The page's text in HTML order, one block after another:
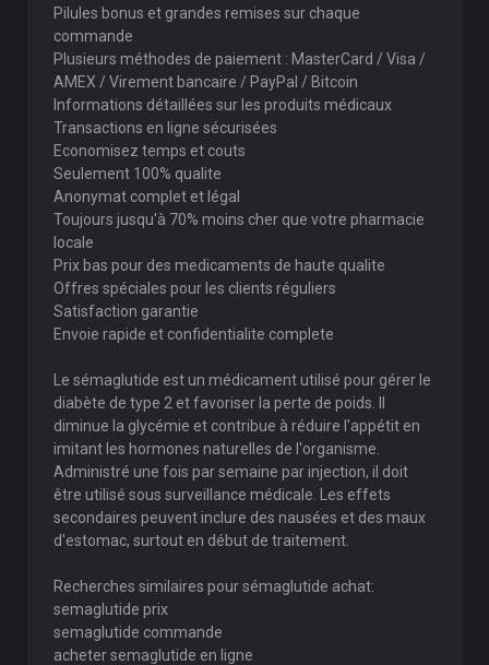
Pilules bonus et grandes remises sur chaque
commande
Plusieurs méthodes de paiement : MasterCard / Visa /
AMEX / Virement bancaire / PayPal / Bitcoin
Informations détaillées sur les produits médicaux
Transactions en ligne sécurisées
Economisez temps et couts
Seulement 100% qualite
Anonymat complet et légal
Toujours jusqu'à 70% moins cher que votre pharmacie
locale
Prix bas pour des medicaments de haute qualite
Offres spéciales pour les clients réguliers
Satisfaction garantie
Envoie rapide et confidentialite complete
Le sémaglutide est un médicament utilisé pour gérer le
diabète de type 2 et favoriser la perte de poids. Il
diminue la glycémie et contribue à réduire l'appétit en
imitant les hormones naturelles de l'organisme.
Administré une fois par semaine par injection, il doit
être utilisé sous surveillance médicale. Les effets
secondaires peuvent inclure des nausées et des maux
d'estomac, surtout en début de traitement.
Recherches similaires pour sémaglutide achat:
semaglutide prix
semaglutide commande
acheter semaglutide en ligne